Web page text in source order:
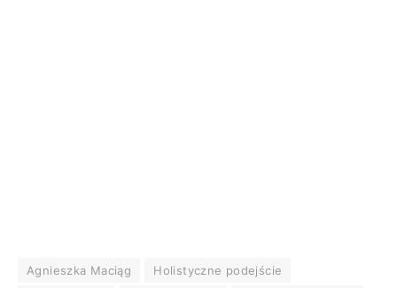
Agnieszka Maciąg
Holistyczne podejście